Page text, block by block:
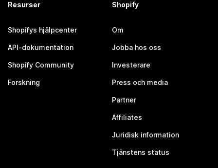
Resurser
Shopifys hjälpcenter
API-dokumentation
Shopify Community
Forskning
Shopify
Om
Jobba hos oss
Investerare
Press och media
Partner
Affiliates
Juridisk information
Tjänstens status